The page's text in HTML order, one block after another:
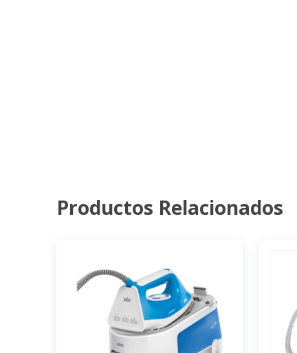
Productos Relacionados